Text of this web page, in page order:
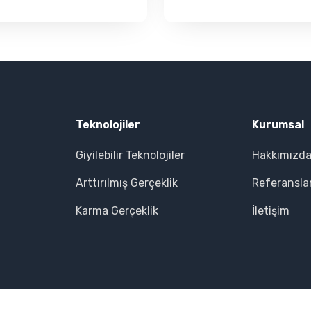
Teknolojiler
Giyilebilir Teknolojiler
Arttırılmış Gerçeklik
Karma Gerçeklik
Kurumsal
İletişim